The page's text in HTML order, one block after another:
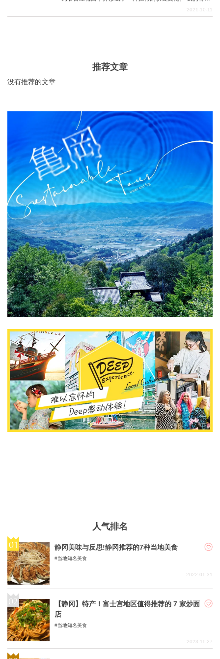
绍一些最好的名古屋特色菜，所以请从征服你最喜欢的名
2021-10-11
推荐文章
没有推荐的文章
人气排名
静冈美味与反思!静冈推荐的7种当地美食
当地知名美食
2022-01-31
【静冈】特产！富士宫地区值得推荐的 7 家炒面
店
当地知名美食
2023-11-27